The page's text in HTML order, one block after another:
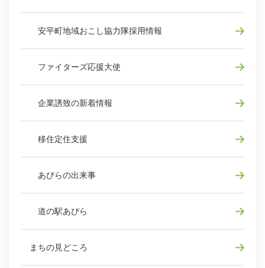
安平町地域おこし協力隊採用情報
ファイターズ応援大使
企業誘致の新着情報
移住定住支援
あびらの出来事
道の駅あびら
まちの見どころ